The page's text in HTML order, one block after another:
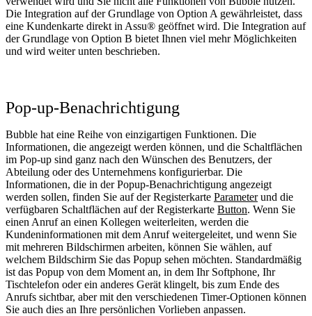
Die Integration auf der Grundlage von Option A gewährleistet, dass
eine Kundenkarte direkt in Assu® geöffnet wird. Die Integration auf
der Grundlage von Option B bietet Ihnen viel mehr Möglichkeiten
und wird weiter unten beschrieben.
Pop-up-Benachrichtigung
Bubble hat eine Reihe von einzigartigen Funktionen. Die
Informationen, die angezeigt werden können, und die Schaltflächen
im Pop-up sind ganz nach den Wünschen des Benutzers, der
Abteilung oder des Unternehmens konfigurierbar. Die
Informationen, die in der Popup-Benachrichtigung angezeigt
werden sollen, finden Sie auf der Registerkarte Parameterund die
verfügbaren Schaltflächen auf der Registerkarte Button. Wenn Sie
einen Anruf an einen Kollegen weiterleiten, werden die
Kundeninformationen mit dem Anruf weitergeleitet, und wenn Sie
mit mehreren Bildschirmen arbeiten, können Sie wählen, auf
welchem Bildschirm Sie das Popup sehen möchten. Standardmäßig
ist das Popup von dem Moment an, in dem Ihr Softphone, Ihr
Tischtelefon oder ein anderes Gerät klingelt, bis zum Ende des
Anrufs sichtbar, aber mit den verschiedenen Timer-Optionen können
Sie auch dies an Ihre persönlichen Vorlieben anpassen.